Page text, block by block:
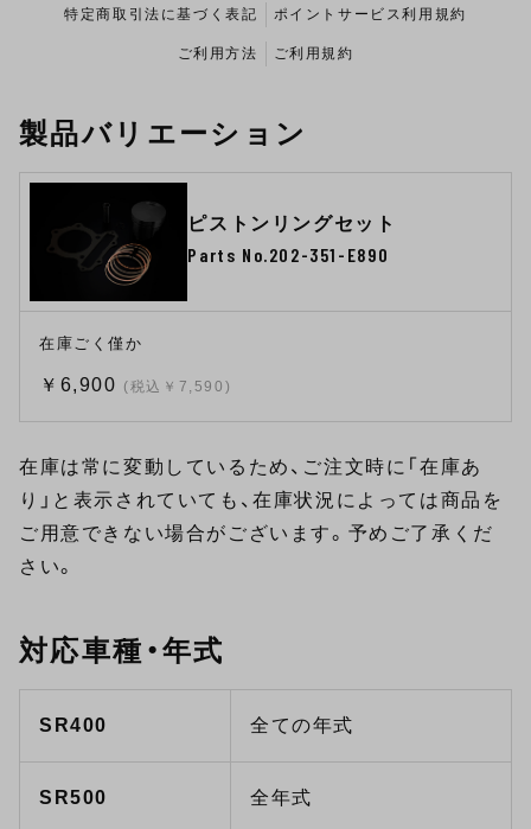
特定商取引法に基づく表記 ポイントサービス利用規約
ご利用方法 ご利用規約
製品バリエーション
ピストンリングセット
Parts No.202-351-E890
在庫ごく僅か
￥6,900 (税込￥7,590)
在庫は常に変動しているため、ご注文時に「在庫あ
り」と表示されていても、在庫状況によっては商品を
ご用意できない場合がございます。予めご了承くだ
さい。
対応車種・年式
SR400 全ての年式
SR500 全年式